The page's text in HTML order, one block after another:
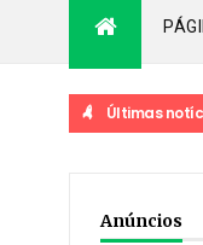
Últimas
DA COLINA -
Anúncios